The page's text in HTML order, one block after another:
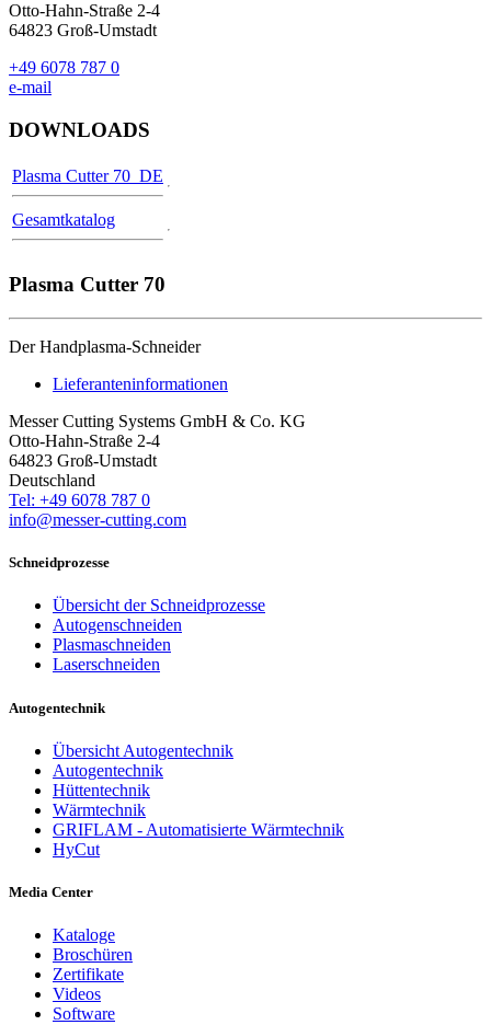
Otto-Hahn-Straße 2-4
64823 Groß-Umstadt
+49 6078 787 0
e-mail
DOWNLOADS
Plasma Cutter 70_DE
Gesamtkatalog
Plasma Cutter 70
Der Handplasma-Schneider
Lieferanteninformationen
Messer Cutting Systems GmbH & Co. KG
Otto-Hahn-Straße 2-4
64823 Groß-Umstadt
Deutschland
Tel: +49 6078 787 0
info@messer-cutting.com
Schneidprozesse
Übersicht der Schneidprozesse
Autogenschneiden
Plasmaschneiden
Laserschneiden
Autogentechnik
Übersicht Autogentechnik
Autogentechnik
Hüttentechnik
Wärmtechnik
GRIFLAM - Automatisierte Wärmtechnik
HyCut
Media Center
Kataloge
Broschüren
Zertifikate
Videos
Software